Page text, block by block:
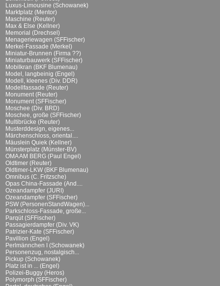
Luxus-Limousine (Schowanek)
Marktplatz (Mentor)
Maschine (Reuter)
Max & Else (Kellner)
Memorial (Drechsel)
Menageriewagen (SFFischer)
Merkel-Fassade (Merkel)
Miniatur-Brunnen (Firma ??)
Miniaturbauwerk (SFFischer)
Mobilkran (BKF Blumenau)
Model, langbeinig (Engel)
Modell, kleenes (Div. DDR)
Modellfassade (Reuter)
Monument (Reuter)
Monument (SFFischer)
Moschee (Div. BRD)
Moschee, große (SFFischer)
Multibrücke (Reuter)
Musterddesign, eigenes...
Märchenschloss, oriental....
Mäuslein Quiek (Kellner)
Münsterplatz (Münster-BV)
OMA AM BERG (Paul Engel)
Oldtimer (Reuter)
Oldtimer-LKW (BKF Blumenau)
Omnibus (C. Fritzsche)
Opas China-Fassade (And....
Ozeandampfer (JURI)
Ozeandampfer (SFFischer)
PSW (PersonenStandWagen)...
Parkschloss-Fassade, große...
Parqüt (SFFischer)
Passagierdampfer (Div. VK)
Patrizier-Kate (SFFischer)
Pavillion (Engel)
Perlmännchen I (Schowanek)
Personenzug, nostalgisch...
Pickup (Schowanek)
Platz ist in ... (Engel)
Polizei-Buggy (Heros)
Polymorph (SFFischer)